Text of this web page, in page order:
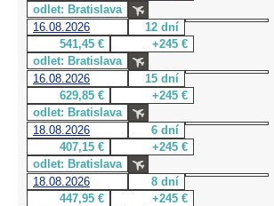
odlet: Bratislava
16.08.2026
12 dní
541,45 €
+245 €
odlet: Bratislava
16.08.2026
15 dní
629,85 €
+245 €
odlet: Bratislava
18.08.2026
6 dní
407,15 €
+245 €
odlet: Bratislava
18.08.2026
8 dní
447,95 €
+245 €